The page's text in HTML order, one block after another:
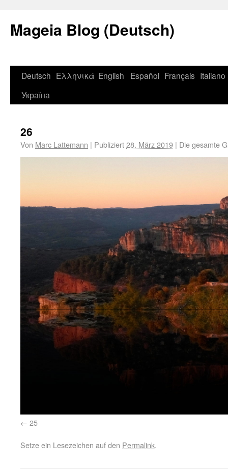
Mageia Blog (Deutsch)
Deutsch Ελληνικά English Español Français Italiano
Україна
26
Von Marc Lattemann | Publiziert28. März 2019 | Die gesamte
25
Setze ein Lesezeichen auf den Permalink.